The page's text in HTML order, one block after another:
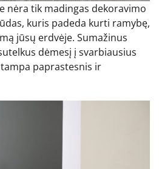
nėra tik madingas dekoravimo
kuris padeda kurti ramybę,
jūsų erdvėje. Sumažinus
dėmesį į svarbiausius
paprastesnis ir